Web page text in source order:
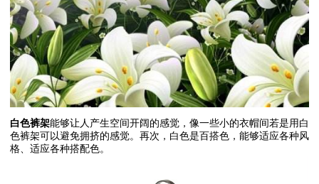
白色裤架能够让人产生空间开阔的感觉，像一些小的衣帽间若是用白
色裤架可以避免拥挤的感觉。再次，白色是百搭色，能够适应各种风
格、适应各种搭配色。